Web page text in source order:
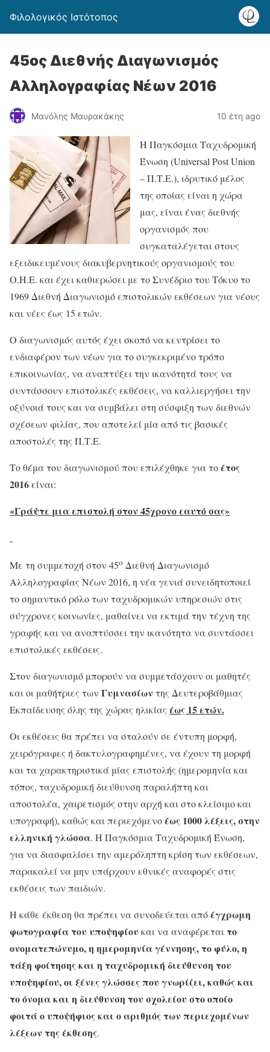
Φιλολογικός Ιστότοπος
45ος Διεθνής Διαγωνισμός
Αλληλογραφίας Νέων 2016
Μανόλης Μαυρακάκης 10 έτη ago
Η Παγκόσμια Ταχυδρομική
Ένωση (Universal Post Union
– Π.Τ.Ε.), ιδρυτικό μέλος
της οποίας είναι η χώρα
μας, είναι ένας διεθνής
οργανισμός που
συγκαταλέγεται στους
εξειδικευμένους διακυβερνητικούς οργανισμούς του
Ο.Η.Ε. και έχει καθιερώσει με το Συνέδριο του Τόκυο το
1969 Διεθνή Διαγωνισμό επιστολικών εκθέσεων για νέους
και νέες έως 15 ετών.
Ο διαγωνισμός αυτός έχει σκοπό να κεντρίσει το
ενδιαφέρον των νέων για το συγκεκριμένο τρόπο
επικοινωνίας, να αναπτύξει την ικανότητά τους να
συντάσσουν επιστολικές εκθέσεις, να καλλιεργήσει την
οξύνοιά τους και να συμβάλει στη σύσφιξη των διεθνών
σχέσεων φιλίας, που αποτελεί μία από τις βασικές
αποστολές της Π.Τ.Ε.
Το θέμα του διαγωνισμού που επιλέχθηκε για τοέτος
2016είναι:
«Γράψτε μια επιστολή στον 45χρονο εαυτό σας»
Με τη συμμετοχή στον 45ο Διεθνή Διαγωνισμό
Αλληλογραφίας Νέων 2016, η νέα γενιά συνειδητοποιεί
το σημαντικό ρόλο των ταχυδρομικών υπηρεσιών στις
σύγχρονες κοινωνίες, μαθαίνει να εκτιμά την τέχνη της
γραφής και να αναπτύσσει την ικανότητα να συντάσσει
επιστολικές εκθέσεις.
Στον διαγωνισμό μπορούν να συμμετάσχουν οι μαθητές
και οι μαθήτριες των Γυμνασίων της Δευτεροβάθμιας
Εκπαίδευσης όλης της χώρας ηλικίας έως 15 ετών.
Οι εκθέσεις θα πρέπει να σταλούν σε έντυπη μορφή,
χειρόγραφες ή δακτυλογραφημένες, να έχουν τη μορφή
και τα χαρακτηριστικά μίας επιστολής (ημερομηνία και
τόπος, ταχυδρομική διεύθυνση παραλήπτη και
αποστολέα, χαιρετισμός στην αρχή και στο κλείσιμο και
υπογραφή), καθώς και περιεχόμενοέως 1000 λέξεις, στην
ελληνική γλώσσα. Η Παγκόσμια Ταχυδρομική Ένωση,
για να διασφαλίσει την αμερόληπτη κρίση των εκθέσεων,
παρακαλεί να μην υπάρχουν εθνικές αναφορές στις
εκθέσεις των παιδιών.
Η κάθε έκθεση θα πρέπει να συνοδεύεται απόέγχρωμη
φωτογραφία του υποψηφίουκαι να αναφέρεται το
ονοματεπώνυμο, η ημερομηνία γέννησης, το φύλο, η
τάξη φοίτησης και η ταχυδρομική διεύθυνση του
υποψηφίου, οι ξένες γλώσσες που γνωρίζει, καθώς και
το όνομα και η διεύθυνση του σχολείου στο οποίο
φοιτά ο υποψήφιος και ο αριθμός των περιεχομένων
λέξεων της έκθεσης.